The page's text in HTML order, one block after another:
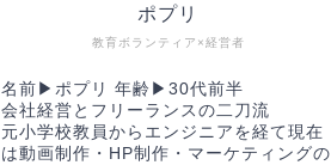
教育ボランティア×経営者
ポプリ
名前▶︎ポプリ 年齢▶︎30代前半
会社経営とフリーランスの二刀流
元小学校教員からエンジニアを経て現在
は動画制作・HP制作・マーケティングの